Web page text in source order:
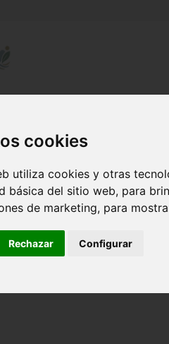
cookies
utiliza cookies y otras
básica del sitio web, para
de marketing, para
Rechazar Configurar